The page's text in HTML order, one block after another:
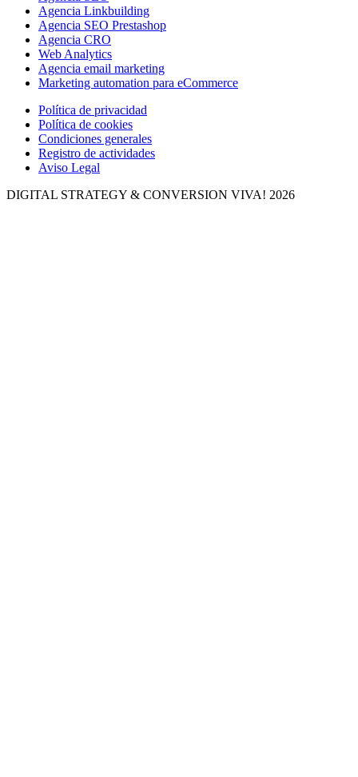
Agencia Linkbuilding
Agencia SEO Prestashop
Agencia CRO
Web Analytics
Agencia email marketing
Marketing automation para eCommerce
Política de privacidad
Política de cookies
Condiciones generales
Registro de actividades
Aviso Legal
DIGITAL STRATEGY & CONVERSION VIVA! 2026